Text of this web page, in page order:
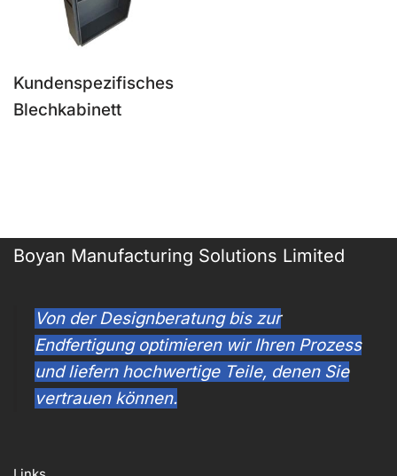
Kundenspezifisches
Blechkabinett
Boyan Manufacturing Solutions Limited
Von der Designberatung bis zur
Endfertigung optimieren wir Ihren Prozess
und liefern hochwertige Teile, denen Sie
vertrauen können.